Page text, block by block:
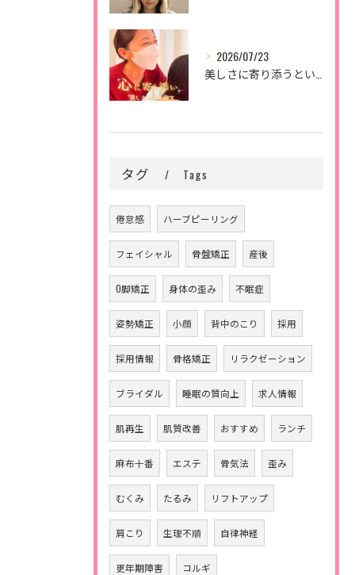
2026/07/23
タグ Tags
倦怠感 ハーブピーリング
フェイシャル 骨盤矯正 産後
O脚矯正 身体の歪み 不眠症
姿勢矯正 小顔 背中のこり 採用
採用情報 骨格矯正 リラクゼーション
ブライダル 睡眠の質向上 求人情報
肌再生 肌質改善 おすすめ ランチ
麻布十番 エステ 骨気法 歪み
むくみ たるみ リフトアップ
肩こり 生理不順 自律神経
更年期障害 コルギ